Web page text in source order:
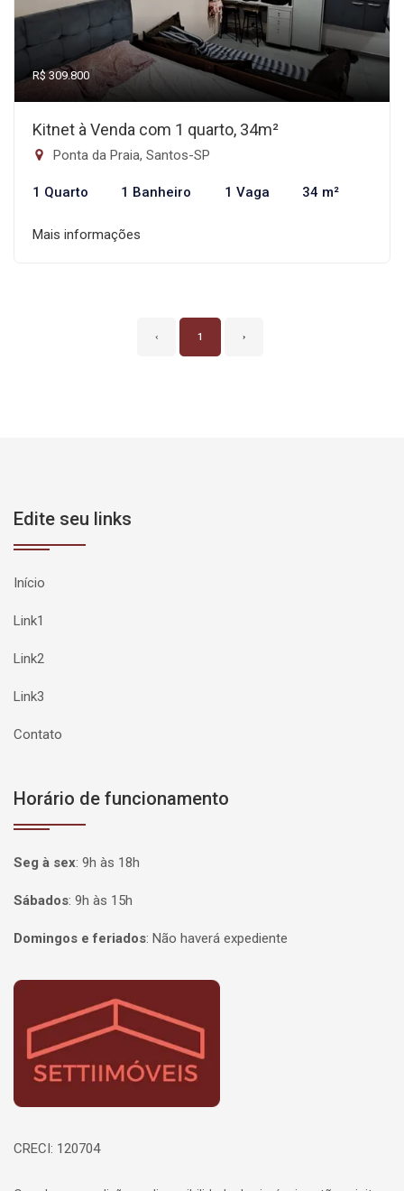
R$ 309.800
Kitnet à Venda com 1 quarto, 34m²
Ponta da Praia, Santos-SP
1 Quarto 1 Banheiro 1 Vaga 34 m²
Mais informações
‹ 1 ›
Edite seu links
Início
Link1
Link2
Link3
Contato
Horário de funcionamento
Seg à sex: 9h às 18h
Sábados: 9h às 15h
Domingos e feriados: Não haverá expediente
Página inicial
CRECI: 120704